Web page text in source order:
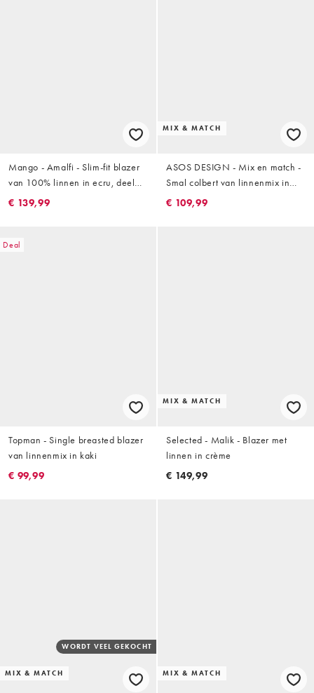
Mango - Amalfi - Slim-fit blazer
van 100% linnen in ecru, deel
van co-ord set
€ 139,99
MIX & MATCH
ASOS DESIGN - Mix en match -
Smal colbert van linnenmix in
crème
€ 109,99
Deal
Topman - Single breasted blazer
van linnenmix in kaki
€ 99,99
MIX & MATCH
Selected - Malik - Blazer met
linnen in crème
€ 149,99
MIX & MATCH
WORDT VEEL GEKOCHT
MIX & MATCH